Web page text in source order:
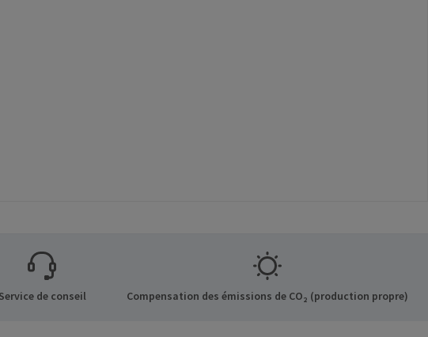
Service de conseil Compensation des émissions de CO₂ (production propre)